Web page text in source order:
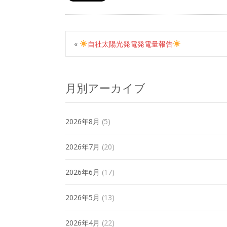
« 自社太陽光発電発電量報告
月別アーカイブ
2026年8月 (5)
2026年7月 (20)
2026年6月 (17)
2026年5月 (13)
2026年4月 (22)